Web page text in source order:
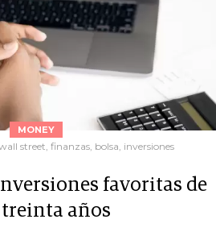
MONEY
street, finanzas, bolsa, inversiones
favoritas de
treinta años